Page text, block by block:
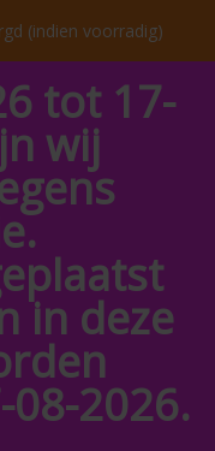
(indien voorradig)
tot 17-
wij
in deze
2026.